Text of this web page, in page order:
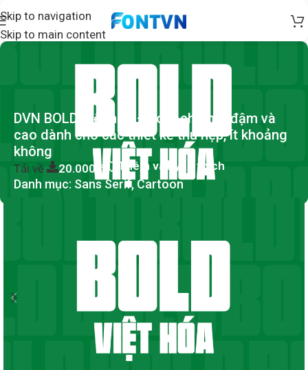
Skip to navigation
Skip to main content
DVN BOLD Việt hóa – Font chữ nét đậm và
cao dành cho các thiết kế thu hẹp, ít khoảng
không
Tải về 20.000 ₫ Thêm vào yêu thích
Danh mục: Sans Serif,Cartoon